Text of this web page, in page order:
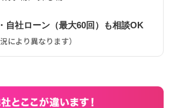
自社ローン（最大60回）も相談OK
により異なります）